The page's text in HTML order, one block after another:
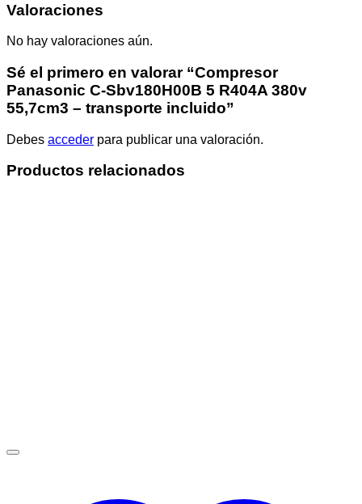
Valoraciones
No hay valoraciones aún.
Sé el primero en valorar “Compresor
Panasonic C-Sbv180H00B 5 R404A 380v
55,7cm3 – transporte incluido”
Debes acceder para publicar una valoración.
Productos relacionados